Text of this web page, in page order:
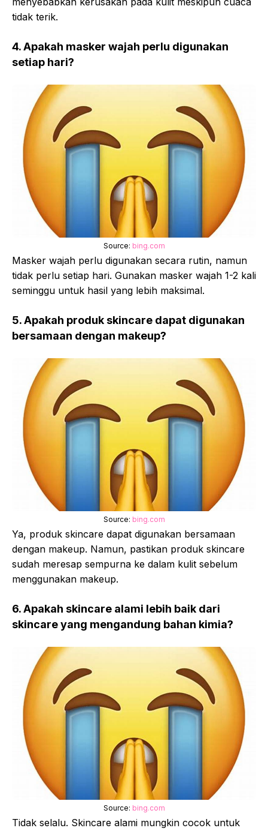
tidak terik.
4. Apakah masker wajah perlu digunakan
setiap hari?
Source: bing.com
Masker wajah perlu digunakan secara rutin, namun
tidak perlu setiap hari. Gunakan masker wajah 1-2 kali
seminggu untuk hasil yang lebih maksimal.
5. Apakah produk skincare dapat digunakan
bersamaan dengan makeup?
Source: bing.com
Ya, produk skincare dapat digunakan bersamaan
dengan makeup. Namun, pastikan produk skincare
sudah meresap sempurna ke dalam kulit sebelum
menggunakan makeup.
6. Apakah skincare alami lebih baik dari
skincare yang mengandung bahan kimia?
Source: bing.com
Tidak selalu. Skincare alami mungkin cocok untuk